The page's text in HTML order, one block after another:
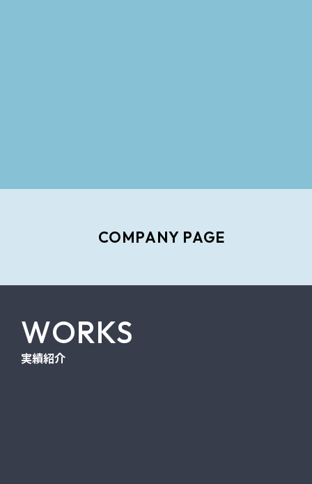
COMPANY PAGE
WORKS
実績紹介